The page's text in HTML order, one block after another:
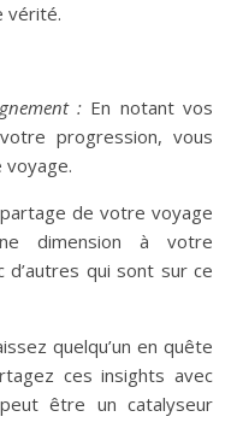
vérité.
:En notant vos
progression, vous
de votre voyage
dimension à votre
d’autres qui sont sur ce
quelqu’un en quête
ces insights avec
être un catalyseur